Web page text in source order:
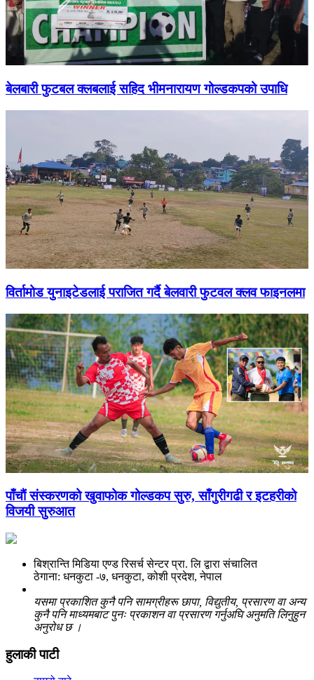
बेलबारी फुटबल क्लबलाई सहिद भीमनारायण गोल्डकपको उपाधि
विर्तामोड युनाइटेडलाई पराजित गर्दै बेलवारी फुटवल क्लव फाइनलमा
पाँचाैं संस्करणको खुवाफोक गोल्डकप सुरु, साँगुरीगढी र इटहरीको
विजयी सुरुआत
बिश्रान्ति मिडिया एण्ड रिसर्च सेन्टर प्रा. लि द्वारा संचालित
ठेगाना: धनकुटा -७, धनकुटा, कोशी प्रदेश, नेपाल
यसमा प्रकाशित कुनै पनि सामग्रीहरू छापा, विद्युतीय, प्रसारण वा अन्य
कुनै पनि माध्यमबाट पुनः प्रकाशन वा प्रसारण गर्नुअघि अनुमति लिनुहुन
अनुरोध छ ।
हुलाकी पाटी